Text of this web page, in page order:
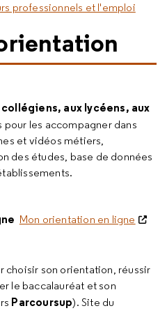
professionnels et l'emploi
collégiens, aux lycéens, aux
pour les accompagner dans
et vidéos métiers,
des études, base de données
Mon orientation en ligne
choisir son orientation, réussir
le baccalauréat et son
Parcoursup). Site du